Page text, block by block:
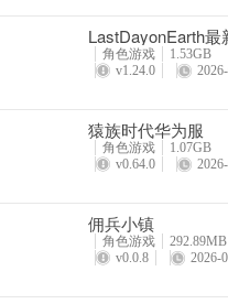
1、职业名称：猎人
2、可选择角色：逍遥侠、燕歌
3、职业定位：输出与封系职
4、职业简评：
猎人的培育方向较为多样，
隐】这一招式令宠物隐身，使
LastDayonEarth最
角色游戏
1.53GB
v1.24.0
猿族时代华为服
角色游戏
1.07GB
v0.64.0
佣兵小镇
角色游戏
292.89MB
v0.0.8
2026-